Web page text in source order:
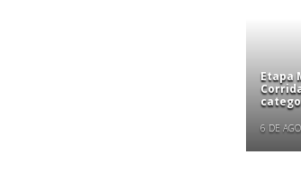
Etapa
6 DE